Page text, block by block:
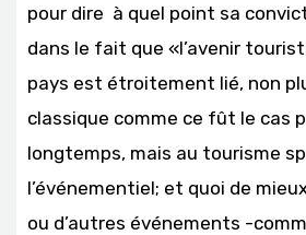
pour dire à quel point sa
dans le fait que «l’avenir
pays est étroitement lié, non
classique comme ce fût le cas
longtemps, mais au tourisme
l’événementiel; et quoi de
ou d’autres événements -